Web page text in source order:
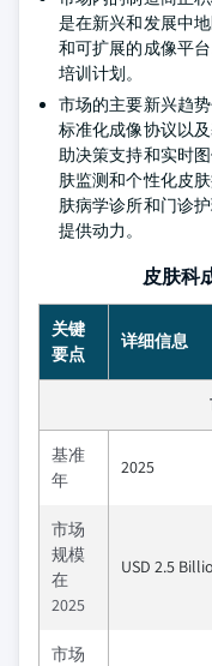
是在新兴和发展中
和可扩展的成像平
培训计划。
市场的主要新兴趋
标准化成像协议以
助决策支持和实时
肤监测和个性化皮
肤病学诊所和门诊
提供动力。
皮肤科
关键
要点
详细信息
基准
年
2025
市场
规模
在
2025
USD 2.5
市场